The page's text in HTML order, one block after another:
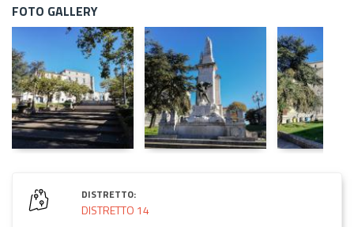
FOTO GALLERY
DISTRETTO:
DISTRETTO 14